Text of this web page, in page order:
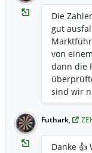
Konstant
Die
gut
von
dann die
sind wir
Futhark,
Danke 👍